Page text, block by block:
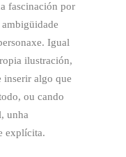
fascinación por
Igual
ilustración,
inserir algo que
ou cando
unha
explícita.